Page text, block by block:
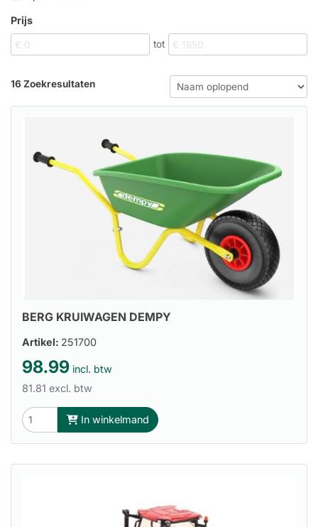
Prijs
tot
16 Zoekresultaten
BERG KRUIWAGEN DEMPY
Artikel: 251700
98.99 incl. btw
81.81 excl. btw
In winkelmand